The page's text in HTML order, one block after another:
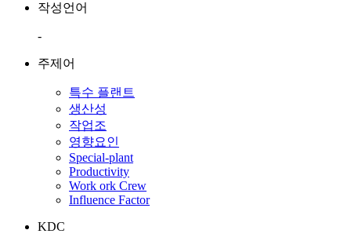
작성언어
-
주제어
특수 플랜트
생산성
작업조
영향요인
Special-plant
Productivity
Work ork Crew
Influence Factor
KDC